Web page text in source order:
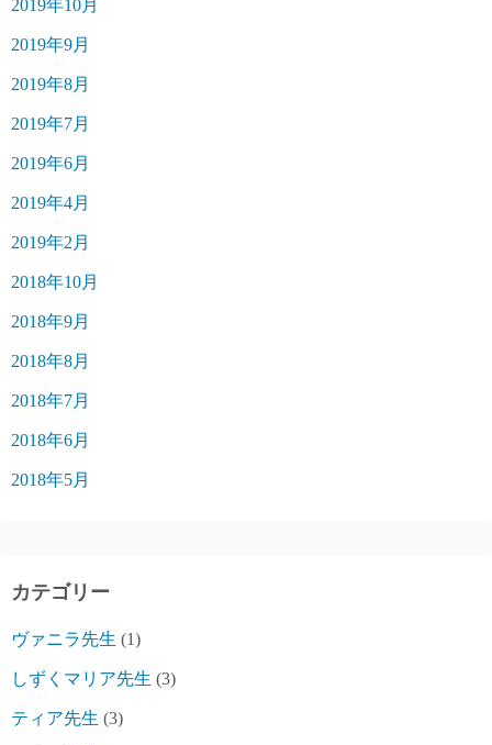
2019年10月
2019年9月
2019年8月
2019年7月
2019年6月
2019年4月
2019年2月
2018年10月
2018年9月
2018年8月
2018年7月
2018年6月
2018年5月
カテゴリー
ヴァニラ先生 (1)
しずくマリア先生 (3)
ティア先生 (3)